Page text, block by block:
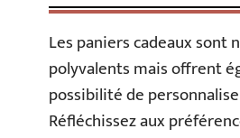
Les paniers cadeaux sont
polyvalents mais offrent
possibilité de
Réfléchissez aux